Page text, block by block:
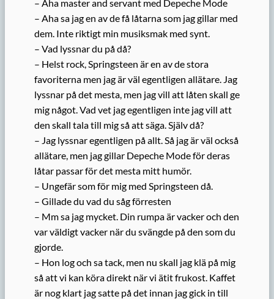
– Aha master and servant med Depeche Mode
– Aha sa jag en av de få låtarna som jag gillar med
dem. Inte riktigt min musiksmak med synt.
– Vad lyssnar du på då?
– Helst rock, Springsteen är en av de stora
favoriterna men jag är väl egentligen allätare. Jag
lyssnar på det mesta, men jag vill att låten skall ge
mig något. Vad vet jag egentligen inte jag vill att
den skall tala till mig så att säga. Själv då?
– Jag lyssnar egentligen på allt. Så jag är väl också
allätare, men jag gillar Depeche Mode för deras
låtar passar för det mesta mitt humör.
– Ungefär som för mig med Springsteen då.
– Gillade du vad du såg förresten
– Mm sa jag mycket. Din rumpa är vacker och den
var väldigt vacker när du svängde på den som du
gjorde.
– Hon log och sa tack, men nu skall jag klä på mig
så att vi kan köra direkt när vi ätit frukost. Kaffet
är nog klart jag satte på det innan jag gick in till